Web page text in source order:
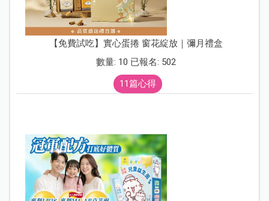
【免費試吃】實心蛋捲 窗花綻放｜彌月禮盒
數量: 10 已報名: 502
11篇心得